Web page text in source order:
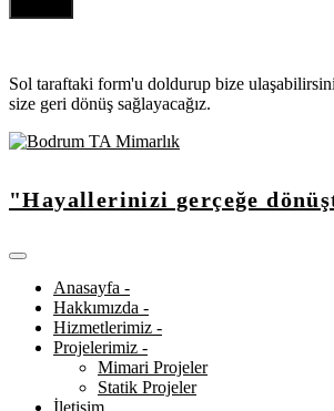
Sol taraftaki form'u doldurup bize
size geri dönüş sağlayacağız.
"Hayallerinizi gerçeğe
Anasayfa -
Hakkımızda -
Hizmetlerimiz -
Projelerimiz -
Mimari Projeler
Statik Projeler
İletişim